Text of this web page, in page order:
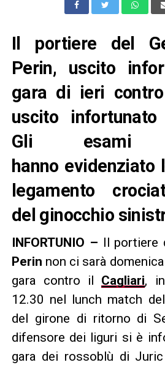
Il portiere del
Perin, uscito
gara di ieri
uscito
Gli esami
hanno evidenziato
legamento
del ginocchio
INFORTUNIO – Il portiere
Perin non ci sarà
gara contro il Cagliari,
12.30 nel lunch match
del girone di ritorno di
difensore dei liguri si è
gara dei rossoblù di